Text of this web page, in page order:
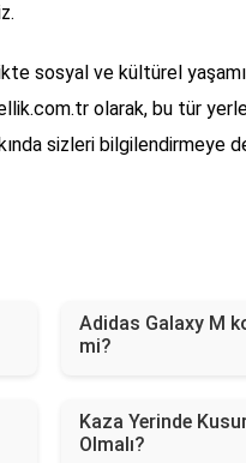
sosyal ve kültürel
olarak, bu tür
sizleri bilgilendirmeye
Adidas Galaxy M
mi?
Kaza Yerinde
Olmalı?